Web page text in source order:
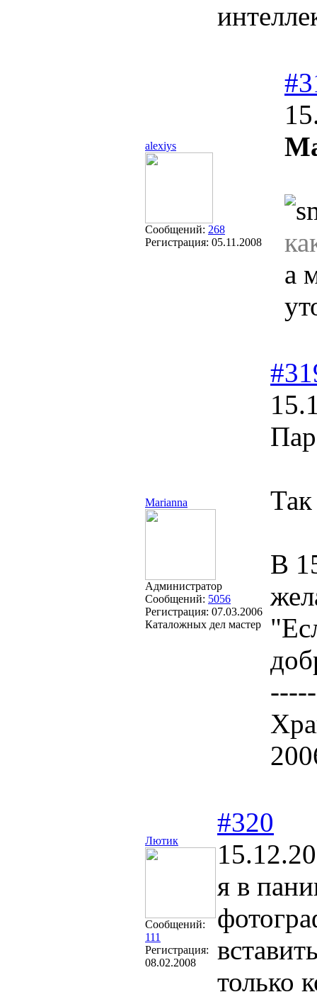
alexiys
Сообщений: 268
Регистрация: 05.11.2008
а
Marianna
Администратор
Сообщений: 5056
Регистрация: 07.03.2006
Каталожных дел мастер
В
Лютик
Сообщений:
111
Регистрация:
08.02.2008
#320
я в
только